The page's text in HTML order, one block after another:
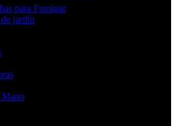
para Fumigar
jardín
Mano